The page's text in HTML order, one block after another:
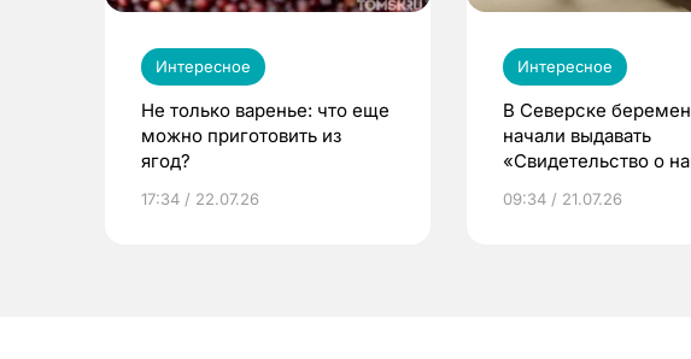
Интересное
Не только варенье: что еще
можно приготовить из
ягод?
17:34 / 22.07.26
Интересное
В Северске
начали выдавать
«Свидетельство о
09:34 / 21.07.26